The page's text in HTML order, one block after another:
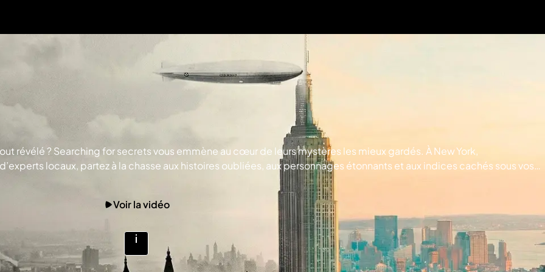
révélé ? Searching for secrets vous emmène au cœur de leurs mystères les mieux gardés. À New York,
locaux, partez à la chasse aux histoires oubliées, aux personnages étonnants et aux indices cachés sous vos
véritable jeu de piste grandeur nature. © BLUE ANT INTERNATIONAL LIMITED
Voir la vidéo
plus